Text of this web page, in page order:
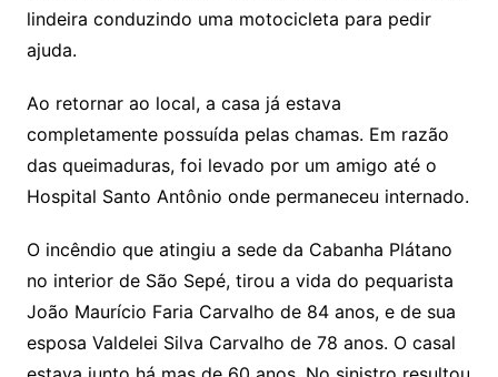
lindeira conduzindo uma motocicleta para pedir
ajuda.
Ao retornar ao local, a casa já estava
completamente possuída pelas chamas. Em razão
das queimaduras, foi levado por um amigo até o
Hospital Santo Antônio onde permaneceu internado.
O incêndio que atingiu a sede da Cabanha Plátano
no interior de São Sepé, tirou a vida do pequarista
João Maurício Faria Carvalho de 84 anos, e de sua
esposa Valdelei Silva Carvalho de 78 anos. O casal